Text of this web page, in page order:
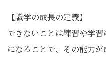
【識学の成長の定義】
できないことは練習や学
になることで、その能力が